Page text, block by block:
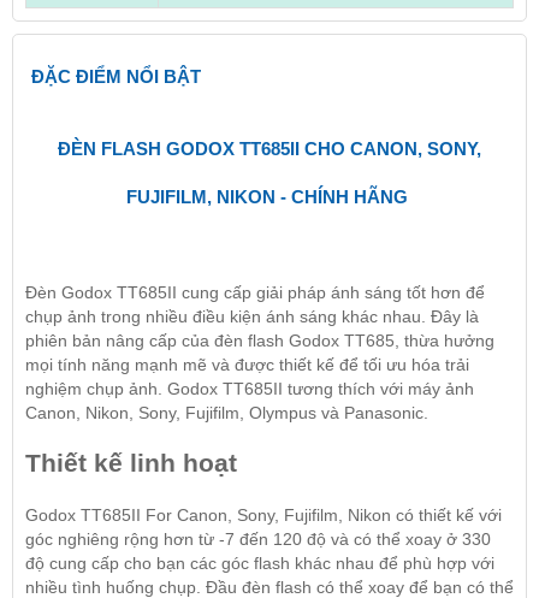
ĐẶC ĐIỂM NỔI BẬT
ĐÈN FLASH GODOX TT685II CHO CANON, SONY,
FUJIFILM, NIKON - CHÍNH HÃNG
Đèn Godox TT685II cung cấp giải pháp ánh sáng tốt hơn để
chụp ảnh trong nhiều điều kiện ánh sáng khác nhau. Đây là
phiên bản nâng cấp của đèn flash Godox TT685, thừa hưởng
mọi tính năng mạnh mẽ và được thiết kế để tối ưu hóa trải
nghiệm chụp ảnh. Godox TT685II tương thích với máy ảnh
Canon, Nikon, Sony, Fujifilm, Olympus và Panasonic.
Thiết kế linh hoạt
Godox TT685II For Canon, Sony, Fujifilm, Nikon có thiết kế với
góc nghiêng rộng hơn từ -7 đến 120 độ và có thể xoay ở 330
độ cung cấp cho bạn các góc flash khác nhau để phù hợp với
nhiều tình huống chụp. Đầu đèn flash có thể xoay để bạn có thể